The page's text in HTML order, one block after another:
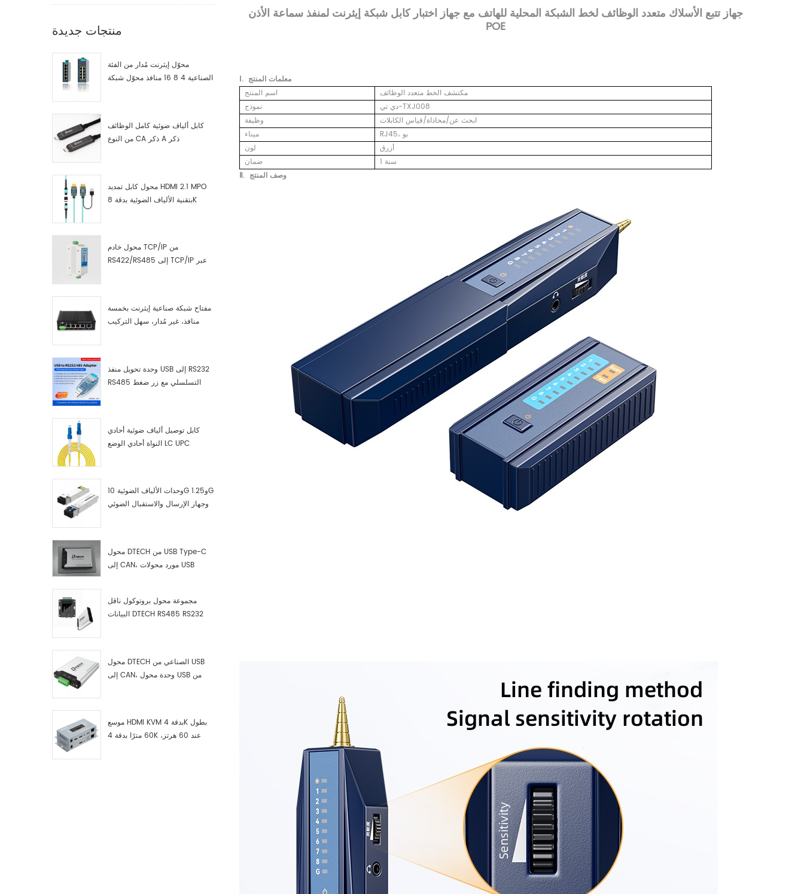
منتجات جديدة
محوّل إيثرنت مُدار من الفئة
الصناعية 4 8 16 منافذ محوّل شبكة
كابل ألياف ضوئية كامل الوظائف
من النوع CA ذكر A ذكر
محول كابل تمديد HDMI 2.1 MPO
بتقنية الألياف الضوئية بدقة 8K
محول خادم TCP/IP من
RS422/RS485 إلى TCP/IP عبر
مفتاح شبكة صناعية إيثرنت بخمسة
منافذ، غير مُدار، سهل التركيب
وحدة تحويل منفذ USB إلى RS232
RS485 التسلسلي مع زر ضغط
كابل توصيل ألياف ضوئية أحادي
النواة أحادي الوضع LC UPC
وحدات الألياف الضوئية 10G و1.25G
وجهاز الإرسال والاستقبال الضوئي
محول DTECH من USB Type-C
إلى CAN، مورد محولات USB
مجموعة محول بروتوكول ناقل
البيانات DTECH RS485 RS232
محول DTECH الصناعي من USB
إلى CAN، وحدة محول USB من
موسع HDMI KVM بدقة 4K بطول
60 مترًا بدقة 4K عند 60 هرتز،
جهاز تتبع الأسلاك متعدد الوظائف لخط الشبكة المحلية للهاتف مع جهاز اختبار كابل شبكة إيثرنت لمنفذ سماعة الأذن
POE
Ⅰ. معلماتالمنتج
اسم المنتج
مكتشف الخط متعدد الوظائف
نموذج
دي تي-TXJ008
وظيفة
ابحث عن/محاذاة/قياس الكابلات
ميناء
RJ45، بو
لون
أزرق
ضمان
1 سنة
Ⅱ. وصف المنتج